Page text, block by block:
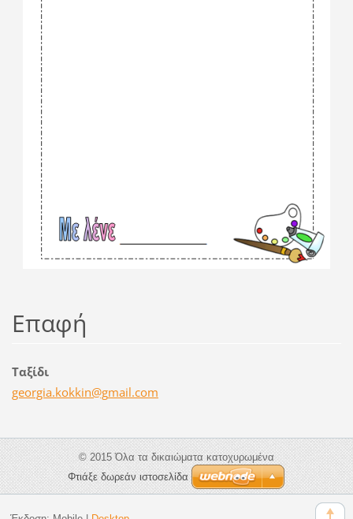
Επαφή
Ταξίδι
georgia.kokkin@gmail.com
© 2015 Όλα τα δικαιώματα κατοχυρωμένα
Φτιάξε δωρεάν ιστοσελίδα